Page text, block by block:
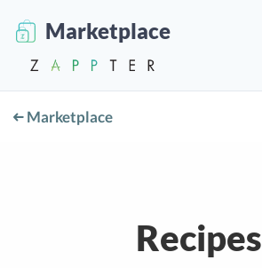
Marketplace
Marketplace
Recipes